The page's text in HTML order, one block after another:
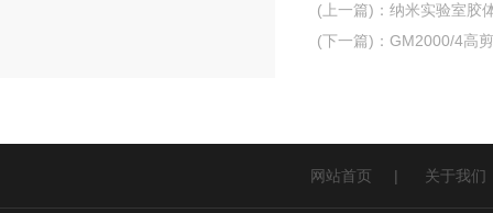
(上一篇) ： 纳米实验室胶
(下一篇) ： GM2000/4高
网站首页 | 关于我们